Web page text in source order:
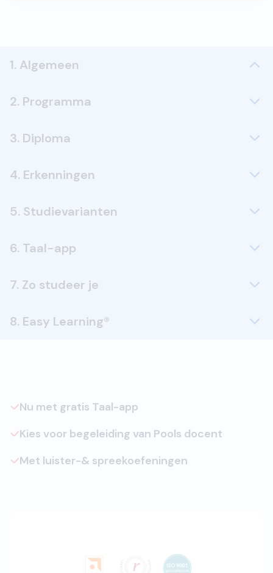
1. Algemeen
2. Programma
3. Diploma
4. Erkenningen
5. Studievarianten
6. Taal-app
7. Zo studeer je
8. Easy Learning®
Nu met gratis Taal-app
Kies voor begeleiding van Pools docent
Met luister-& spreekoefeningen